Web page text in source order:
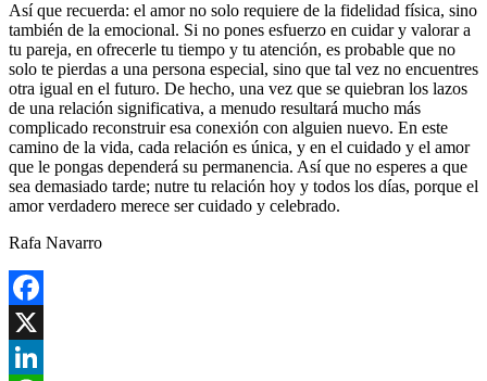
Así que recuerda: el amor no solo requiere de la fidelidad física, sino
también de la emocional. Si no pones esfuerzo en cuidar y valorar a
tu pareja, en ofrecerle tu tiempo y tu atención, es probable que no
solo te pierdas a una persona especial, sino que tal vez no encuentres
otra igual en el futuro. De hecho, una vez que se quiebran los lazos
de una relación significativa, a menudo resultará mucho más
complicado reconstruir esa conexión con alguien nuevo. En este
camino de la vida, cada relación es única, y en el cuidado y el amor
que le pongas dependerá su permanencia. Así que no esperes a que
sea demasiado tarde; nutre tu relación hoy y todos los días, porque el
amor verdadero merece ser cuidado y celebrado.
Rafa Navarro
Facebook
X